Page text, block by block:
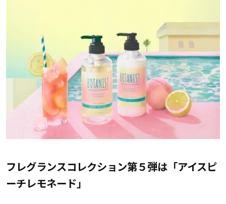
フレグランスコレクション第５弾は「アイスピ
ーチレモネード」